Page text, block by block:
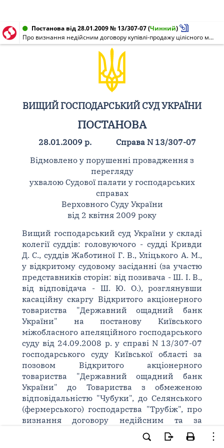
Постанова від 28.01.2009 № 13/307-07(Чинний)
Про визнання недійсним договору купівлі-продажу цілісного майнового комплексу
ВИЩИЙ ГОСПОДАРСЬКИЙ СУД УКРАЇНИ
ПОСТАНОВА
28.01.2009 р.
Справа N 13/307-07
Відмовлено у порушенні провадження з
перегляду
ухвалою Судової палати у господарських
справах
Верховного Суду України
від 2 квітня 2009 року
Вищий господарський суд України у складі
колегії суддів: головуючого - судді Кривди
Д. С., суддів Жаботиної Г. В., Уліцького А. М.,
у відкритому судовому засіданні (за участю
представників сторін: від позивача - Ш. І. В.,
від відповідача - Ш. Ю. О.), розглянувши
касаційну скаргу Відкритого акціонерного
товариства "Державний ощадний банк
України" на постанову Київського
міжобласного апеляційного господарського
суду від 24.09.2008 р. у справі N 13/307-07
господарського суду Київської області за
позовом Відкритого акціонерного
товариства "Державний ощадний банк
України" до Товариства з обмеженою
відповідальністю "Чубуки", до Селянського
(фермерського) господарства "Трубіж", про
визнання договору недійсним та за
зустрічним позовом Селянського
(фермерського) господарства "Трубіж" до